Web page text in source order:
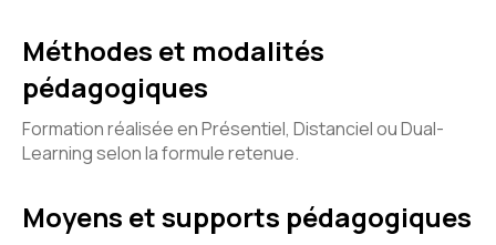
Méthodes et modalités
pédagogiques
Formation réalisée en Présentiel, Distanciel ou Dual-
Learning selon la formule retenue.
Moyens et supports pédagogiques